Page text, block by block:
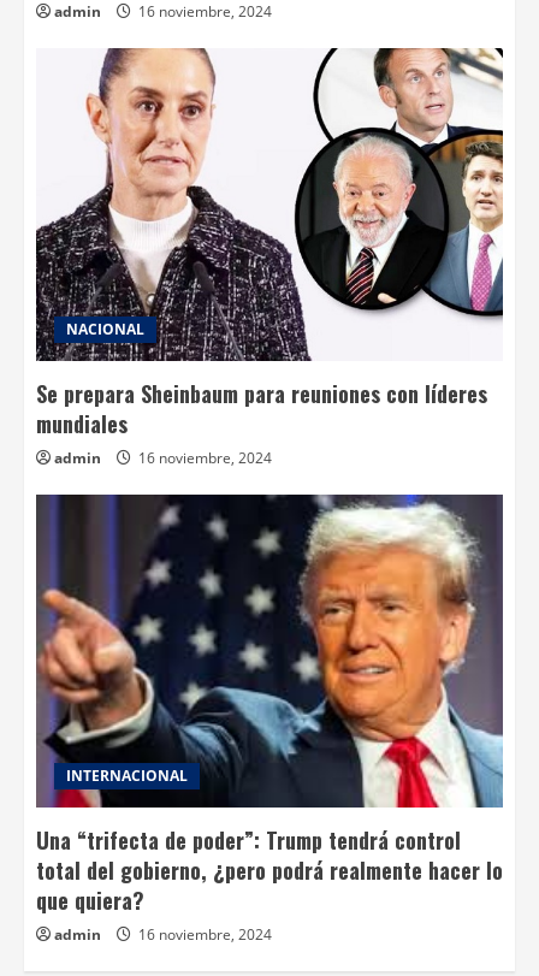
admin 16 noviembre, 2024
NACIONAL
Se prepara Sheinbaum para reuniones con líderes
mundiales
admin 16 noviembre, 2024
INTERNACIONAL
Una “trifecta de poder”: Trump tendrá control
total del gobierno, ¿pero podrá realmente hacer lo
que quiera?
admin 16 noviembre, 2024